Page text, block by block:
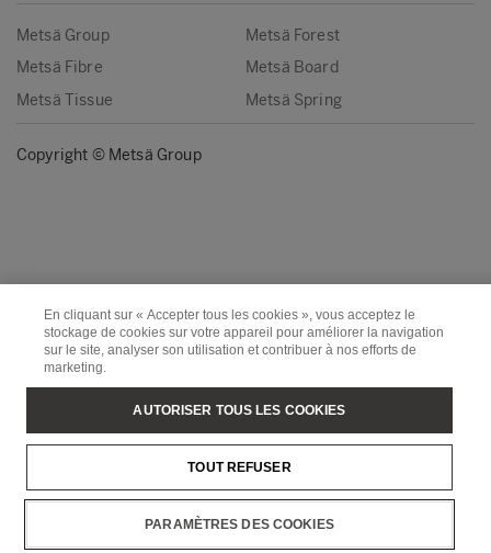
Metsä Group
Metsä Forest
Metsä Fibre
Metsä Board
Metsä Tissue
Metsä Spring
Copyright © Metsä Group
En cliquant sur « Accepter tous les cookies », vous acceptez le
stockage de cookies sur votre appareil pour améliorer la navigation
sur le site, analyser son utilisation et contribuer à nos efforts de
marketing.
PARAMÈTRES DES COOKIES
TOUT REFUSER
AUTORISER TOUS LES COOKIES